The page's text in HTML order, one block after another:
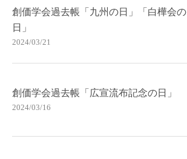
創価学会過去帳「九州の日」「白樺会の
日」
2024/03/21
創価学会過去帳「広宣流布記念の日」
2024/03/16